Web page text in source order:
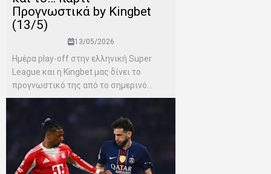
Προγνωστικά by Kingbet
(13/5)
13/05/2026
Ημέρα play-off στην ελληνική Super
League και η Kingbet μας δίνει το
προγνωστικό της από το σημερινό...